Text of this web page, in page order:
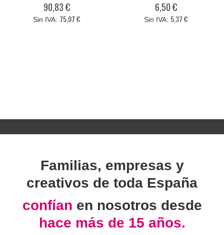
90,83 €
75,07 €
6,50 €
5,37 €
Familias, empresas y
creativos de toda España
confían en nosotros desde
hace más de 15 años.